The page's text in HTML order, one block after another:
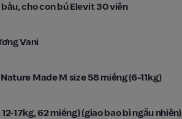
cho con bú Elevit 30 viên
Vani
Made M size 58 miếng (6-11kg)
17kg, 62 miếng) (giao bao bì ngẫu nhiên)